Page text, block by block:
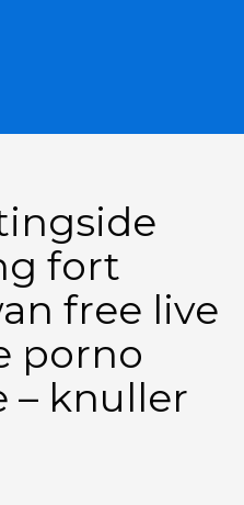
fort
free live
porno
– knuller